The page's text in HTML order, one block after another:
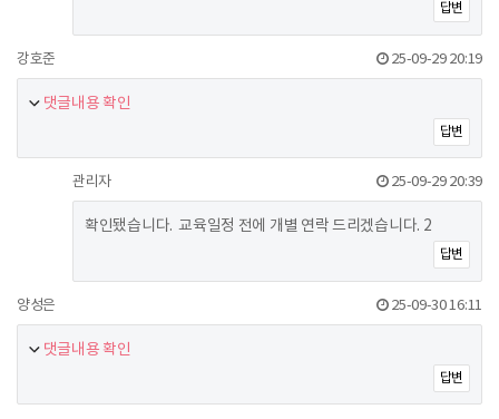
답변
강호준 25-09-29 20:19
댓글내용 확인
답변
관리자 25-09-29 20:39
확인됐습니다. 교육일정 전에 개별 연락 드리겠습니다. 2
답변
양성은 25-09-30 16:11
댓글내용 확인
답변